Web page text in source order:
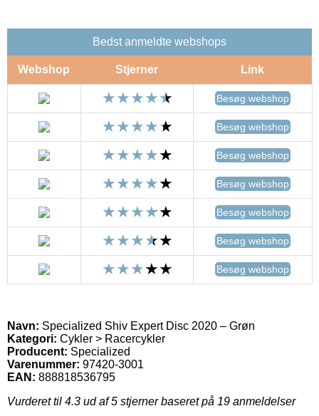
Bedst anmeldte webshops
Webshop Stjerner Link
Besøg webshop
Besøg webshop
Besøg webshop
Besøg webshop
Besøg webshop
Besøg webshop
Besøg webshop
Navn: Specialized Shiv Expert Disc 2020 – Grøn
Kategori: Cykler > Racercykler
Producent: Specialized
Varenummer: 97420-3001
EAN: 888818536795
Vurderet til 4.3 ud af 5 stjerner baseret på 19 anmeldelser